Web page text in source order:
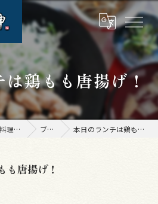
は鶏もも唐揚げ！
西明石の居酒屋なら家庭料理と肉 居酒屋 伸 ブログ 本日のランチは鶏もも唐揚げ！
も唐揚げ！